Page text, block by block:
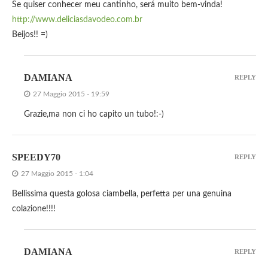
Se quiser conhecer meu cantinho, será muito bem-vinda!
http://www.deliciasdavodeo.com.br
Beijos!! =)
DAMIANA
27 Maggio 2015 - 19:59
Grazie,ma non ci ho capito un tubo!:-)
REPLY
SPEEDY70
27 Maggio 2015 - 1:04
Bellissima questa golosa ciambella, perfetta per una genuina
colazione!!!!
REPLY
DAMIANA REPLY